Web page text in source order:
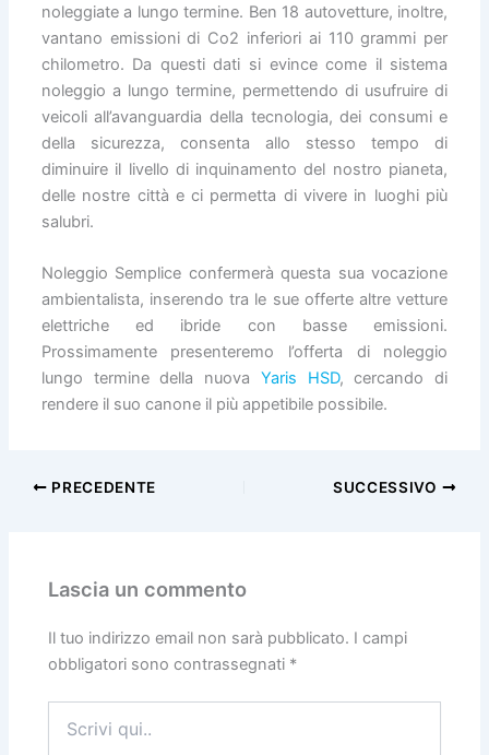
noleggiate a lungo termine. Ben 18 autovetture, inoltre,
vantano emissioni di Co2 inferiori ai 110 grammi per
chilometro. Da questi dati si evince come il sistema
noleggio a lungo termine, permettendo di usufruire di
veicoli all’avanguardia della tecnologia, dei consumi e
della sicurezza, consenta allo stesso tempo di
diminuire il livello di inquinamento del nostro pianeta,
delle nostre città e ci permetta di vivere in luoghi più
salubri.
Noleggio Semplice confermerà questa sua vocazione
ambientalista, inserendo tra le sue offerte altre vetture
elettriche ed ibride con basse emissioni.
Prossimamente presenteremo l’offerta di noleggio
lungo termine della nuova Yaris HSD, cercando di
rendere il suo canone il più appetibile possibile.
PRECEDENTE SUCCESSIVO
Lascia un commento
Il tuo indirizzo email non sarà pubblicato. I campi
obbligatori sono contrassegnati *
qui..